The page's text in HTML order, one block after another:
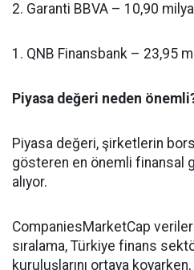
2. Garanti BBVA – 10,90
1. QNB Finansbank – 23,95
Piyasa değeri neden
Piyasa değeri, şirketlerin
gösteren en önemli finansal
alıyor.
CompaniesMarketCap
sıralama, Türkiye finans
kuruluşlarını ortaya koyarken,